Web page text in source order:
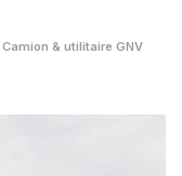
Camion & utilitaire GNV